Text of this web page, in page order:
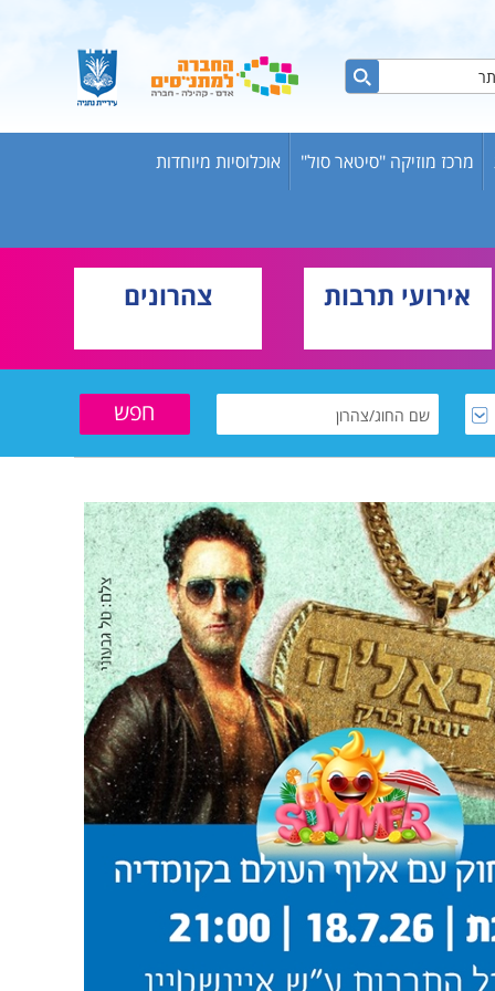
ברשת
מרכז מוזיקה "סיטאר סול" אוכלוסיות מיוחדות
אירועי תרבות צהרונים